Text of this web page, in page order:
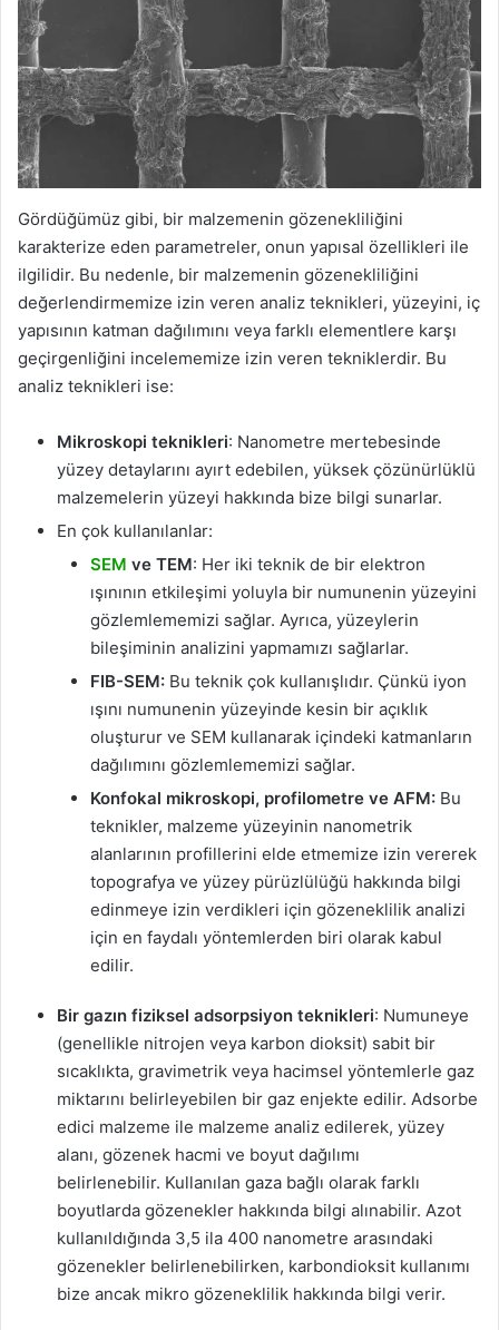
Gördüğümüz gibi, bir malzemenin gözenekliliğini
karakterize eden parametreler, onun yapısal özellikleri ile
ilgilidir. Bu nedenle, bir malzemenin gözenekliliğini
değerlendirmemize izin veren analiz teknikleri, yüzeyini, iç
yapısının katman dağılımını veya farklı elementlere karşı
geçirgenliğini incelememize izin veren tekniklerdir. Bu
analiz teknikleri ise:
Mikroskopi teknikleri: Nanometre mertebesinde
yüzey detaylarını ayırt edebilen, yüksek çözünürlüklü
malzemelerin yüzeyi hakkında bize bilgi sunarlar.
En çok kullanılanlar:
SEM ve TEM: Her iki teknik de bir elektron
ışınının etkileşimi yoluyla bir numunenin yüzeyini
gözlemlememizi sağlar. Ayrıca, yüzeylerin
bileşiminin analizini yapmamızı sağlarlar.
FIB-SEM: Bu teknik çok kullanışlıdır. Çünkü iyon
ışını numunenin yüzeyinde kesin bir açıklık
oluşturur ve SEM kullanarak içindeki katmanların
dağılımını gözlemlememizi sağlar.
Konfokal mikroskopi, profilometre ve AFM: Bu
teknikler, malzeme yüzeyinin nanometrik
alanlarının profillerini elde etmemize izin vererek
topografya ve yüzey pürüzlülüğü hakkında bilgi
edinmeye izin verdikleri için gözeneklilik analizi
için en faydalı yöntemlerden biri olarak kabul
edilir.
Bir gazın fiziksel adsorpsiyon teknikleri: Numuneye
(genellikle nitrojen veya karbon dioksit) sabit bir
sıcaklıkta, gravimetrik veya hacimsel yöntemlerle gaz
miktarını belirleyebilen bir gaz enjekte edilir. Adsorbe
edici malzeme ile malzeme analiz edilerek, yüzey
alanı, gözenek hacmi ve boyut dağılımı
belirlenebilir. Kullanılan gaza bağlı olarak farklı
boyutlarda gözenekler hakkında bilgi alınabilir. Azot
kullanıldığında 3,5 ila 400 nanometre arasındaki
gözenekler belirlenebilirken, karbondioksit kullanımı
bize ancak mikro gözeneklilik hakkında bilgi verir.